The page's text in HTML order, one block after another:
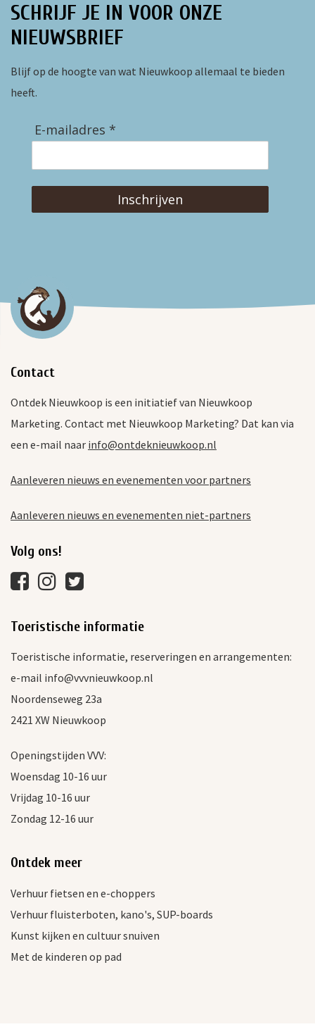
SCHRIJF JE IN VOOR ONZE
NIEUWSBRIEF
Blijf op de hoogte van wat Nieuwkoop allemaal te bieden
heeft.
E-mailadres *
Inschrijven
Contact
Ontdek Nieuwkoop is een initiatief van Nieuwkoop
Marketing. Contact met Nieuwkoop Marketing? Dat kan via
een e-mail naar info@ontdeknieuwkoop.nl
Aanleveren nieuws en evenementen voor partners
Aanleveren nieuws en evenementen niet-partners
Volg ons!
Toeristische informatie
Toeristische informatie, reserveringen en arrangementen:
e-mail info@vvvnieuwkoop.nl
Noordenseweg 23a
2421 XW Nieuwkoop
Openingstijden VVV:
Woensdag 10-16 uur
Vrijdag 10-16 uur
Zondag 12-16 uur
Ontdek meer
Verhuur fietsen en e-choppers
Verhuur fluisterboten, kano's, SUP-boards
Kunst kijken en cultuur snuiven
Met de kinderen op pad